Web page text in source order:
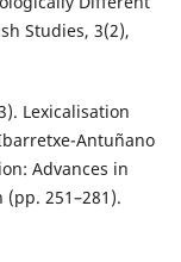
Studies, 3(2),
Lexicalisation
Antuñano
Advances in
251–281).